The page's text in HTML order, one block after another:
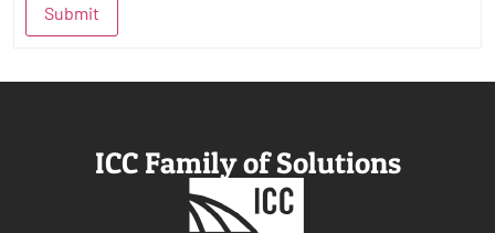
Submit
ICC Family of Solutions